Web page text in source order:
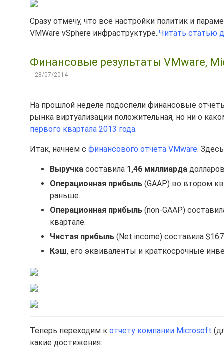
Сразу отмечу, что все настройки политик и
VMWare vSphere инфраструктуре..Читать статью
Финансовые результаты VMware,
28/07/2014
На прошлой неделе подоспели финансовые
рынка виртуализации положительная, но ни о
первого квартала 2013 года.
Итак, начнем с финансового отчета VMware.
Выручка составила 1,46 миллиарда
Операционная прибыль (GAAP) во втором
раньше.
Операционная прибыль (non-GAAP)
квартале.
Чистая прибыль (Net income) составила
Кэш, его эквиваленты и краткосрочные
Теперь переходим к отчету компании Microsoft
какие достижения: